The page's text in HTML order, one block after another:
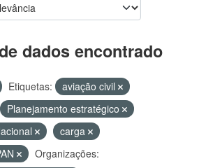
dados encontrado
Etiquetas:
aviação civil
Planejamento estratégico
carga
Organizações: